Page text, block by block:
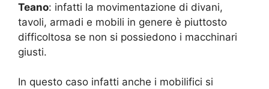
Teano: infatti la movimentazione di divani,
tavoli, armadi e mobili in genere è piuttosto
difficoltosa se non si possiedono i macchinari
giusti.
In questo caso infatti anche i mobilifici si